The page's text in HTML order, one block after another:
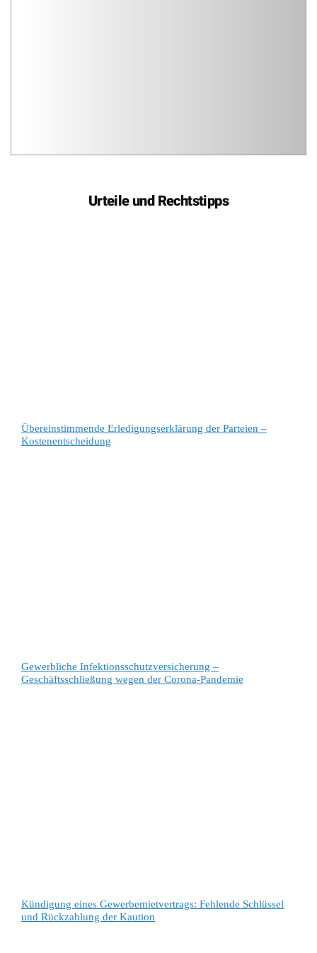
Urteile und Rechtstipps
Übereinstimmende Erledigungserklärung der Parteien –
Kostenentscheidung
Gewerbliche Infektionsschutzversicherung –
Geschäftsschließung wegen der Corona-Pandemie
Kündigung eines Gewerbemietvertrags: Fehlende Schlüssel
und Rückzahlung der Kaution